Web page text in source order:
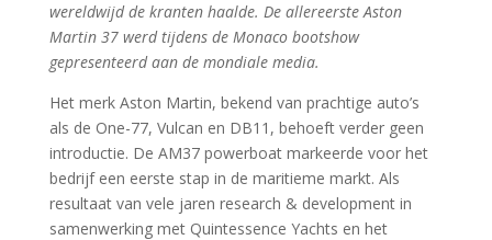
wereldwijd de kranten haalde. De allereerste Aston
Martin 37 werd tijdens de Monaco bootshow
gepresenteerd aan de mondiale media.
Het merk Aston Martin, bekend van prachtige auto’s
als de One-77, Vulcan en DB11, behoeft verder geen
introductie. De AM37 powerboat markeerde voor het
bedrijf een eerste stap in de maritieme markt. Als
resultaat van vele jaren research & development in
samenwerking met Quintessence Yachts en het